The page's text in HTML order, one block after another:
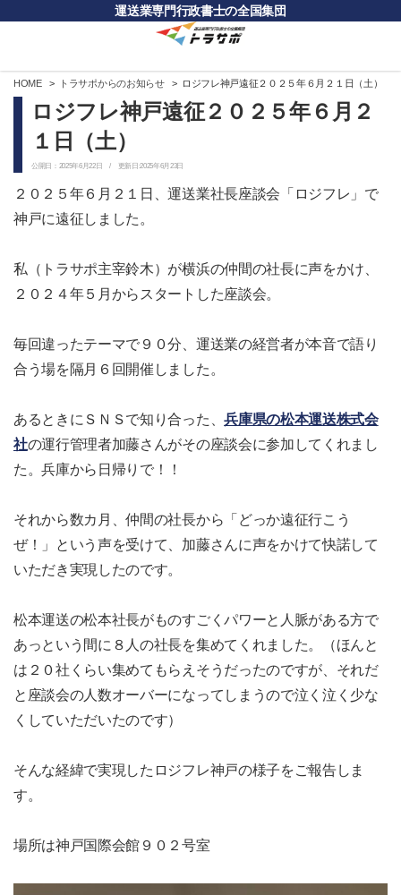
運送業専門行政書士の全国集団
HOME トラサポからのお知らせ ロジフレ神戸遠征２０２５年６月２１日（土）
ロジフレ神戸遠征２０２５年６月２
１日（土）
公開日：2025年6月22日 / 更新日:2025年6月23日
２０２５年６月２１日、運送業社長座談会「ロジフレ」で
神戸に遠征しました。
私（トラサポ主宰鈴木）が横浜の仲間の社長に声をかけ、
２０２４年５月からスタートした座談会。
毎回違ったテーマで９０分、運送業の経営者が本音で語り
合う場を隔月６回開催しました。
あるときにＳＮＳで知り合った、兵庫県の松本運送株式会
社の運行管理者加藤さんがその座談会に参加してくれまし
た。兵庫から日帰りで！！
それから数カ月、仲間の社長から「どっか遠征行こう
ぜ！」という声を受けて、加藤さんに声をかけて快諾して
いただき実現したのです。
松本運送の松本社長がものすごくパワーと人脈がある方で
あっという間に８人の社長を集めてくれました。（ほんと
は２０社くらい集めてもらえそうだったのですが、それだ
と座談会の人数オーバーになってしまうので泣く泣く少な
くしていただいたのです）
そんな経緯で実現したロジフレ神戸の様子をご報告しま
す。
場所は神戸国際会館９０２号室